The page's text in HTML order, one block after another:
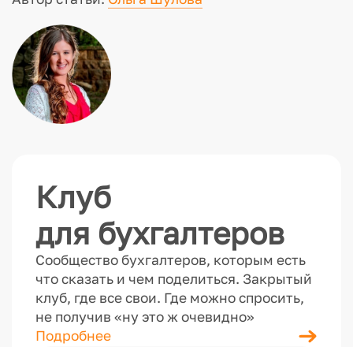
Клуб
для бухгалтеров
Сообщество бухгалтеров, которым есть
что сказать и чем поделиться. Закрытый
клуб, где все свои. Где можно спросить,
не получив «ну это ж очевидно»
Подробнее